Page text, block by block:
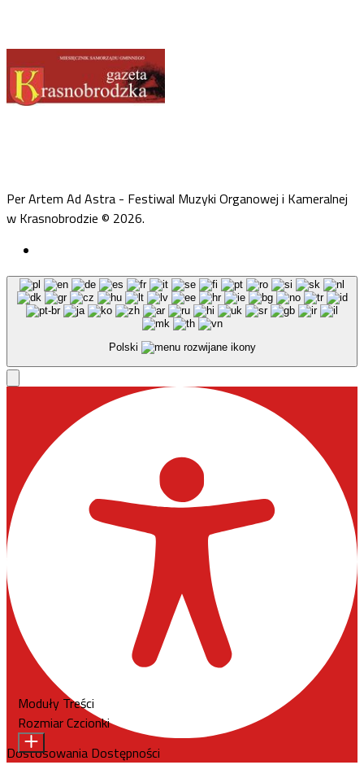
Per Artem Ad Astra - Festiwal Muzyki Organowej i Kameralnej
w Krasnobrodzie © 2026.
Polski
Dostosowania Dostępności
Moduły Treści
Rozmiar Czcionki